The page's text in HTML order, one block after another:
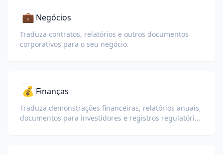
💼 Negócios
Traduza contratos, relatórios e outros documentos
corporativos para o seu negócio.
💰 Finanças
Traduza demonstrações financeiras, relatórios anuais,
documentos para investidores e registros regulatórios